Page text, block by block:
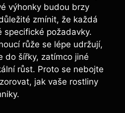
výhonky budou brzy
zmínit, že každá
specifické požadavky.
růže se lépe udržují,
do šířky, zatímco jiné
růst. Proto se nebojte
jak vaše rostliny